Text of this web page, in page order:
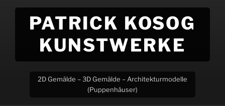
springenPATRICK KOSOG
KUNSTWERKE
2D Gemälde – 3D Gemälde – Architekturmodelle
(Puppenhäuser)